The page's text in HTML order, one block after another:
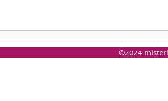
©2024